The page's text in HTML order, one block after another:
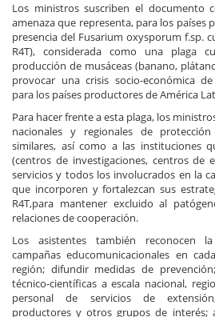
Los ministros suscriben el documento
amenaza que representa, para los países
presencia del Fusarium oxysporum f.sp.
R4T), considerada como una plaga
producción de musáceas (banano,
provocar una crisis socio-económica
para los países productores de América
Para hacer frente a esta plaga, los
nacionales y regionales de
similares, así como a las instituciones
(centros de investigaciones, centros de
servicios y todos los involucrados en la
que incorporen y fortalezcan sus
R4T,para mantener excluido al
relaciones de cooperación.
Los asistentes también reconocen
campañaseducomunicacionales en cada
región; difundir medidas de
técnico-científicas a escala nacional,
personal de servicios de
productores y otros grupos de interés;